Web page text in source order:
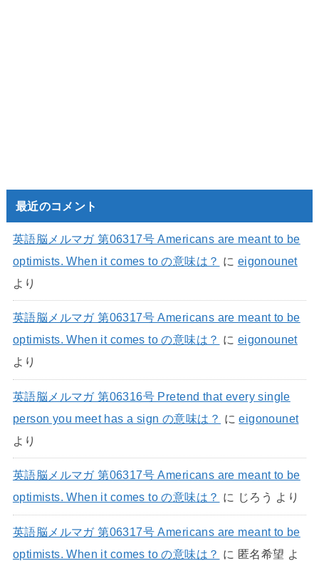
最近のコメント
英語脳メルマガ 第06317号 Americans are meant to be
optimists. When it comes to の意味は？ に eigonounet
より
英語脳メルマガ 第06317号 Americans are meant to be
optimists. When it comes to の意味は？ に eigonounet
より
英語脳メルマガ 第06316号 Pretend that every single
person you meet has a sign の意味は？ にeigonounet
より
英語脳メルマガ 第06317号 Americans are meant to be
optimists. When it comes to の意味は？ に じろう より
英語脳メルマガ 第06317号 Americans are meant to be
optimists. When it comes to の意味は？ に 匿名希望 よ